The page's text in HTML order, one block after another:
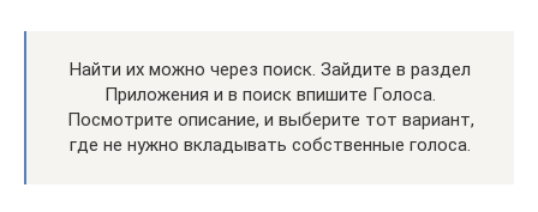
Найти их можно через поиск. Зайдите в раздел
Приложения и в поиск впишите Голоса.
Посмотрите описание, и выберите тот вариант,
где не нужно вкладывать собственные голоса.